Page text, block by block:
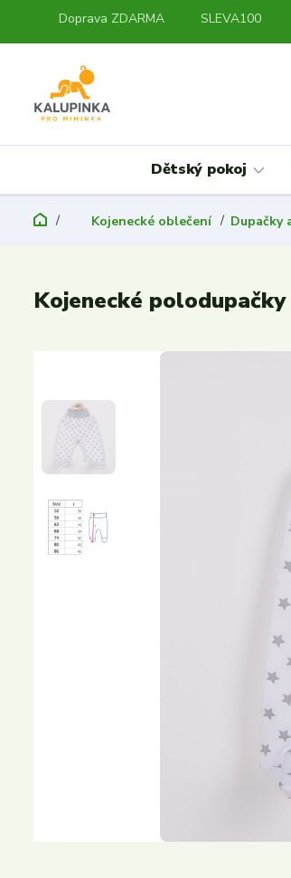
Doprava ZDARMA SLEVA100
Dětský pokoj
Kojenecké oblečení Dupačky
Kojenecké